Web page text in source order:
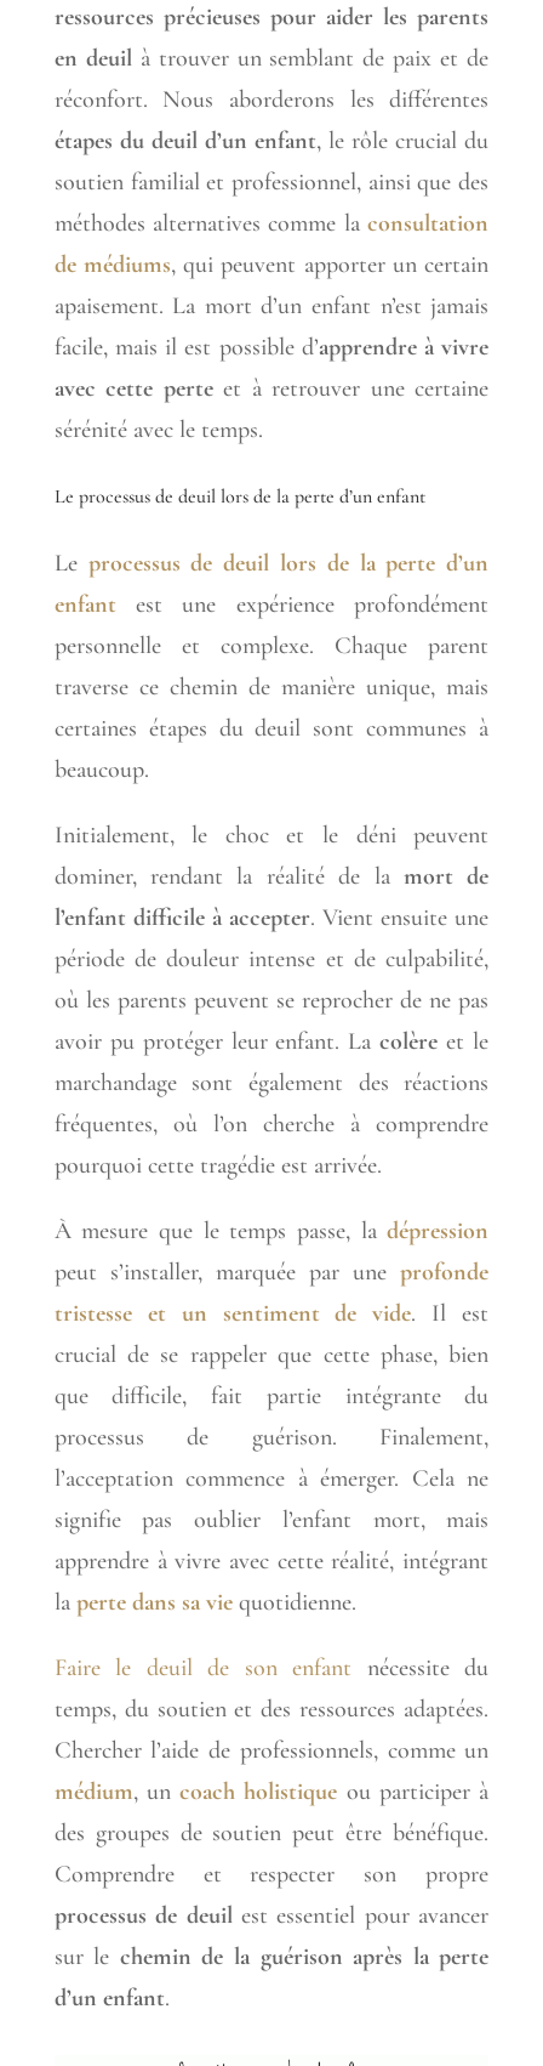
ressources précieuses pour aider les parents
en deuilà trouver un semblant de paix et de
réconfort. Nous aborderons les différentes
étapes du deuil d’un enfant, le rôle crucial du
soutien familial et professionnel, ainsi que des
méthodes alternatives comme laconsultation
de médiums, qui peuvent apporter un certain
apaisement. La mort d’un enfant n’est jamais
facile, mais il est possible d’apprendre à vivre
avec cette perteet à retrouver une certaine
sérénité avec le temps.
Le processus de deuil lors de la perte d’un enfant
Le processus de deuil lors de la perte d’un
enfant est une expérience profondément
personnelle et complexe. Chaque parent
traverse ce chemin de manière unique, mais
certaines étapes du deuil sont communes à
beaucoup.
Initialement, le choc et le déni peuvent
dominer, rendant la réalité de lamort de
l’enfant difficile à accepter. Vient ensuite une
période de douleur intense et de culpabilité,
où les parents peuvent se reprocher de ne pas
avoir pu protéger leur enfant. Lacolère et le
marchandage sont également des réactions
fréquentes, où l’on cherche à comprendre
pourquoi cette tragédie est arrivée.
À mesure que le temps passe, ladépression
peut s’installer, marquée par uneprofonde
tristesse et un sentiment de vide. Il est
crucial de se rappeler que cette phase, bien
que difficile, fait partie intégrante du
processus de guérison. Finalement,
l’acceptation commence à émerger. Cela ne
signifie pas oublier l’enfant mort, mais
apprendre à vivre avec cette réalité, intégrant
la perte dans sa viequotidienne.
Faire le deuil de son enfant nécessite du
temps, du soutien et des ressources adaptées.
Chercher l’aide de professionnels, comme un
médium, uncoach holistique ou participer à
des groupes de soutien peut être bénéfique.
Comprendre et respecter son propre
processus de deuilest essentiel pour avancer
sur le chemin de la guérison après la perte
d’un enfant.